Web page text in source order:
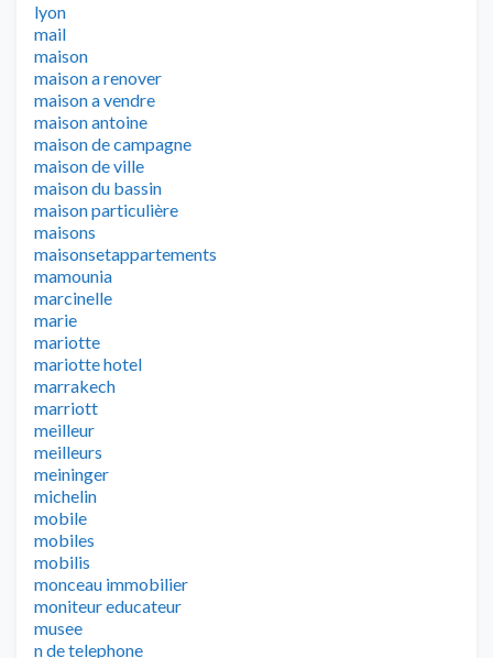
lyon
mail
maison
maison a renover
maison a vendre
maison antoine
maison de campagne
maison de ville
maison du bassin
maison particulière
maisons
maisonsetappartements
mamounia
marcinelle
marie
mariotte
mariotte hotel
marrakech
marriott
meilleur
meilleurs
meininger
michelin
mobile
mobiles
mobilis
monceau immobilier
moniteur educateur
musee
n de telephone